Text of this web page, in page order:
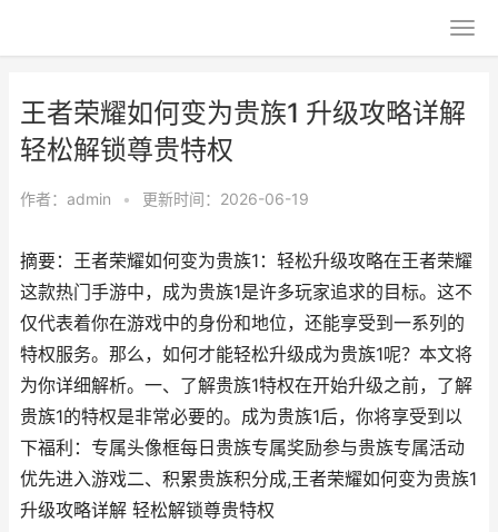
王者荣耀如何变为贵族1 升级攻略详解
轻松解锁尊贵特权
作者： admin • 更新时间：2026-06-19
摘要：王者荣耀如何变为贵族1：轻松升级攻略在王者荣耀
这款热门手游中，成为贵族1是许多玩家追求的目标。这不
仅代表着你在游戏中的身份和地位，还能享受到一系列的
特权服务。那么，如何才能轻松升级成为贵族1呢？本文将
为你详细解析。一、了解贵族1特权在开始升级之前，了解
贵族1的特权是非常必要的。成为贵族1后，你将享受到以
下福利：专属头像框每日贵族专属奖励参与贵族专属活动
优先进入游戏二、积累贵族积分成,王者荣耀如何变为贵族1
升级攻略详解 轻松解锁尊贵特权